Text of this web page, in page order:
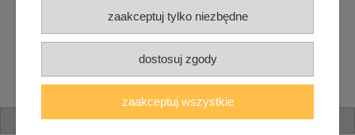
Śledzenie przesyłki DPD
Shipping abroad
Zarejestruj się /Zaloguj się
Lampomat 2017 - 2026
pokaż pełną wersję strony
zaakceptuj tylko niezbędne
dostosuj zgody
zaakceptuj wszystkie